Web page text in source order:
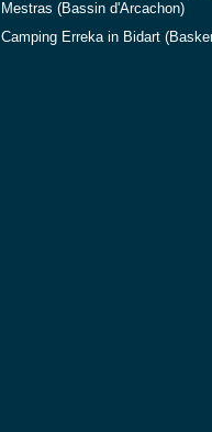
Mestras (Bassin d'Arcachon)
Camping Erreka in Bidart